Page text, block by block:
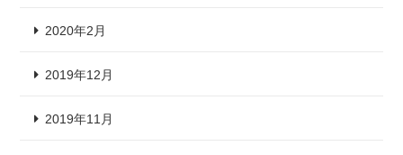
2020年2月
2019年12月
2019年11月